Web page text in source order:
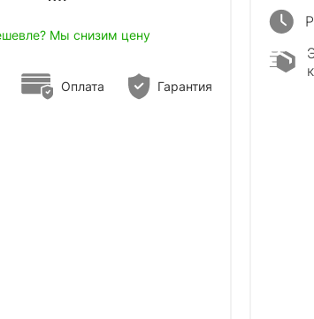
Мы снизим цену
Оплата Гарантия